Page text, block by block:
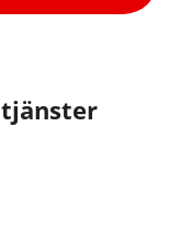
tjänster